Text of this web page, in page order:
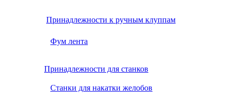
Принадлежности к ручным клуппам
Фум лента
Принадлежности для станков
Станки для накатки желобов